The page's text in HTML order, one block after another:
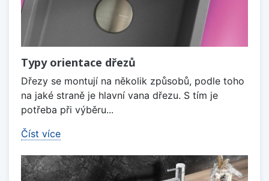
Typy orientace dřezů
Dřezy se montují na několik způsobů, podle toho
na jaké straně je hlavní vana dřezu. S tím je
potřeba při výběru...
Číst více